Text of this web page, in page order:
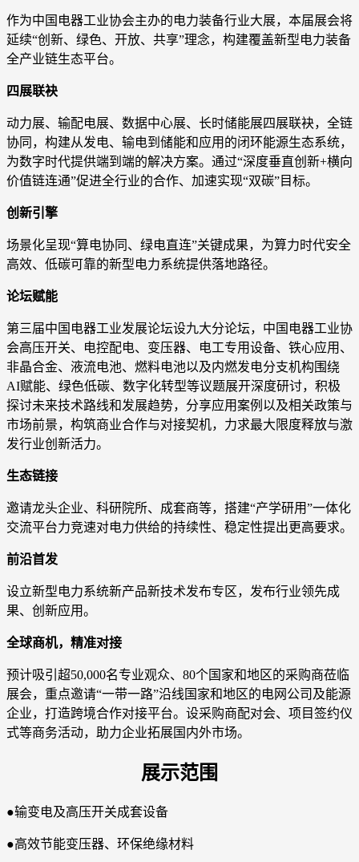
作为中国电器工业协会主办的电力装备行业大展，本届展会将
延续“创新、绿色、开放、共享”理念，构建覆盖新型电力装备
全产业链生态平台。
四展联袂
动力展、输配电展、数据中心展、长时储能展四展联袂，全链
协同，构建从发电、输电到储能和应用的闭环能源生态系统，
为数字时代提供端到端的解决方案。通过“深度垂直创新+横向
价值链连通”促进全行业的合作、加速实现“双碳”目标。
创新引擎
场景化呈现“算电协同、绿电直连”关键成果，为算力时代安全
高效、低碳可靠的新型电力系统提供落地路径。
论坛赋能
第三届中国电器工业发展论坛设九大分论坛，中国电器工业协
会高压开关、电控配电、变压器、电工专用设备、铁心应用、
非晶合金、液流电池、燃料电池以及内燃发电分支机构围绕
AI赋能、绿色低碳、数字化转型等议题展开深度研讨，积极
探讨未来技术路线和发展趋势，分享应用案例以及相关政策与
市场前景，构筑商业合作与对接契机，力求最大限度释放与激
发行业创新活力。
生态链接
邀请龙头企业、科研院所、成套商等，搭建“产学研用”一体化
交流平台力竞速对电力供给的持续性、稳定性提出更高要求。
前沿首发
设立新型电力系统新产品新技术发布专区，发布行业领先成
果、创新应用。
全球商机，精准对接
预计吸引超50,000名专业观众、80个国家和地区的采购商莅临
展会，重点邀请“一带一路”沿线国家和地区的电网公司及能源
企业，打造跨境合作对接平台。设采购商配对会、项目签约仪
式等商务活动，助力企业拓展国内外市场。
展示范围
●输变电及高压开关成套设备
●高效节能变压器、环保绝缘材料